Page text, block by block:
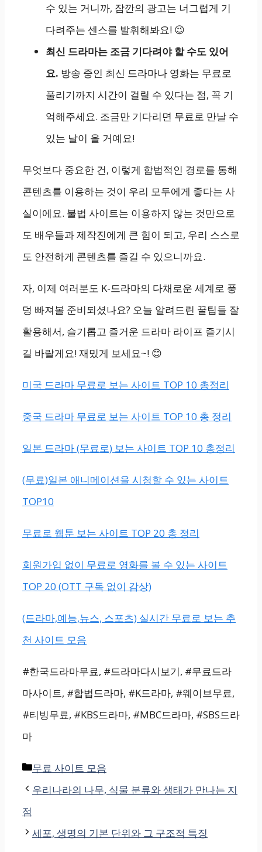
수 있는 거니까, 잠깐의 광고는 너그럽게 기
다려주는 센스를 발휘해봐요! 😉
최신 드라마는 조금 기다려야 할 수도 있어
요. 방송 중인 최신 드라마나 영화는 무료로
풀리기까지 시간이 걸릴 수 있다는 점, 꼭 기
억해주세요. 조금만 기다리면 무료로 만날 수
있는 날이 올 거예요!
무엇보다 중요한 건, 이렇게 합법적인 경로를 통해
콘텐츠를 이용하는 것이 우리 모두에게 좋다는 사
실이에요. 불법 사이트는 이용하지 않는 것만으로
도 배우들과 제작진에게 큰 힘이 되고, 우리 스스로
도 안전하게 콘텐츠를 즐길 수 있으니까요.
자, 이제 여러분도 K-드라마의 다채로운 세계로 풍
덩 빠져볼 준비되셨나요? 오늘 알려드린 꿀팁들 잘
활용해서, 슬기롭고 즐거운 드라마 라이프 즐기시
길 바랄게요! 재밌게 보세요~! 😊
미국 드라마 무료로 보는 사이트 TOP 10 총정리
중국 드라마 무료로 보는 사이트 TOP 10 총 정리
일본 드라마 (무료로) 보는 사이트 TOP 10 총정리
(무료)일본 애니메이션을 시청할 수 있는 사이트
TOP10
무료로 웹툰 보는 사이트 TOP 20 총 정리
회원가입 없이 무료로 영화를 볼 수 있는 사이트
TOP 20 (OTT 구독 없이 감상)
(드라마,예능,뉴스, 스포츠) 실시간 무료로 보는 추
천 사이트 모음
#한국드라마무료, #드라마다시보기, #무료드라
마사이트, #합법드라마, #K드라마, #웨이브무료,
#티빙무료, #KBS드라마, #MBC드라마, #SBS드라
마
Categories
무료 사이트 모음
우리나라의 나무, 식물 분류와 생태가 만나는 지
점
세포, 생명의 기본 단위와 그 구조적 특징